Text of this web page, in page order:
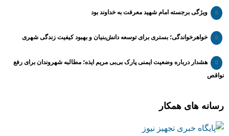
ویژگی برجسته امام شهید معرفت به خداوند بود
خواهرخواندگی؛ بستری برای توسعه دانش‌بنیان و بهبود کیفیت زندگی شهری
هشدار درباره وضعیت ایمنی پارک بی‌بی مریم ایذه؛ مطالبه شهروندان برای رفع
نواقص
رسانه های همکار